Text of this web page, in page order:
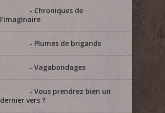
Chroniques de
l'imaginaire
Plumes de brigands
Vagabondages
Vous prendrez bien un
dernier vers ?